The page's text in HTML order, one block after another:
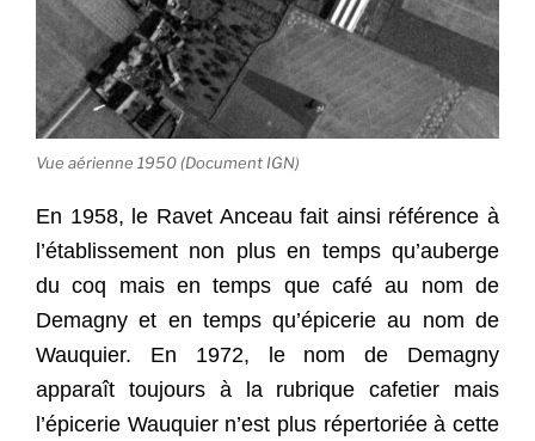
Vue aérienne 1950 (Document IGN)
En 1958, le Ravet Anceau fait ainsi référence à
l’établissement non plus en temps qu’auberge
du coq mais en temps que café au nom de
Demagny et en temps qu’épicerie au nom de
Wauquier. En 1972, le nom de Demagny
apparaît toujours à la rubrique cafetier mais
l’épicerie Wauquier n’est plus répertoriée à cette